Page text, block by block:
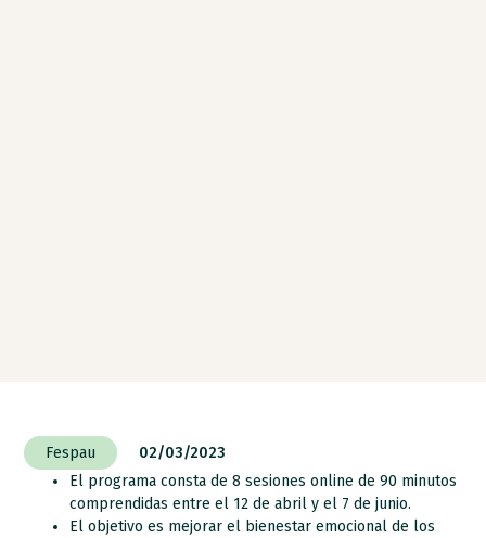
Fespau
02/03/2023
El programa consta de 8 sesiones online de 90 minutos
comprendidas entre el 12 de abril y el 7 de junio.
El objetivo es mejorar el bienestar emocional de los